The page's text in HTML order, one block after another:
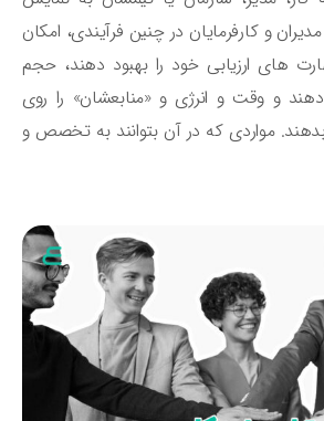
و کارفرمایان در چنین فرآیندی، امکان
ارزیابی خود را بهبود دهند، حجم
وقت و انرژی و «منابعشان» را روی
مواردی که در آن بتوانند به تخصص و